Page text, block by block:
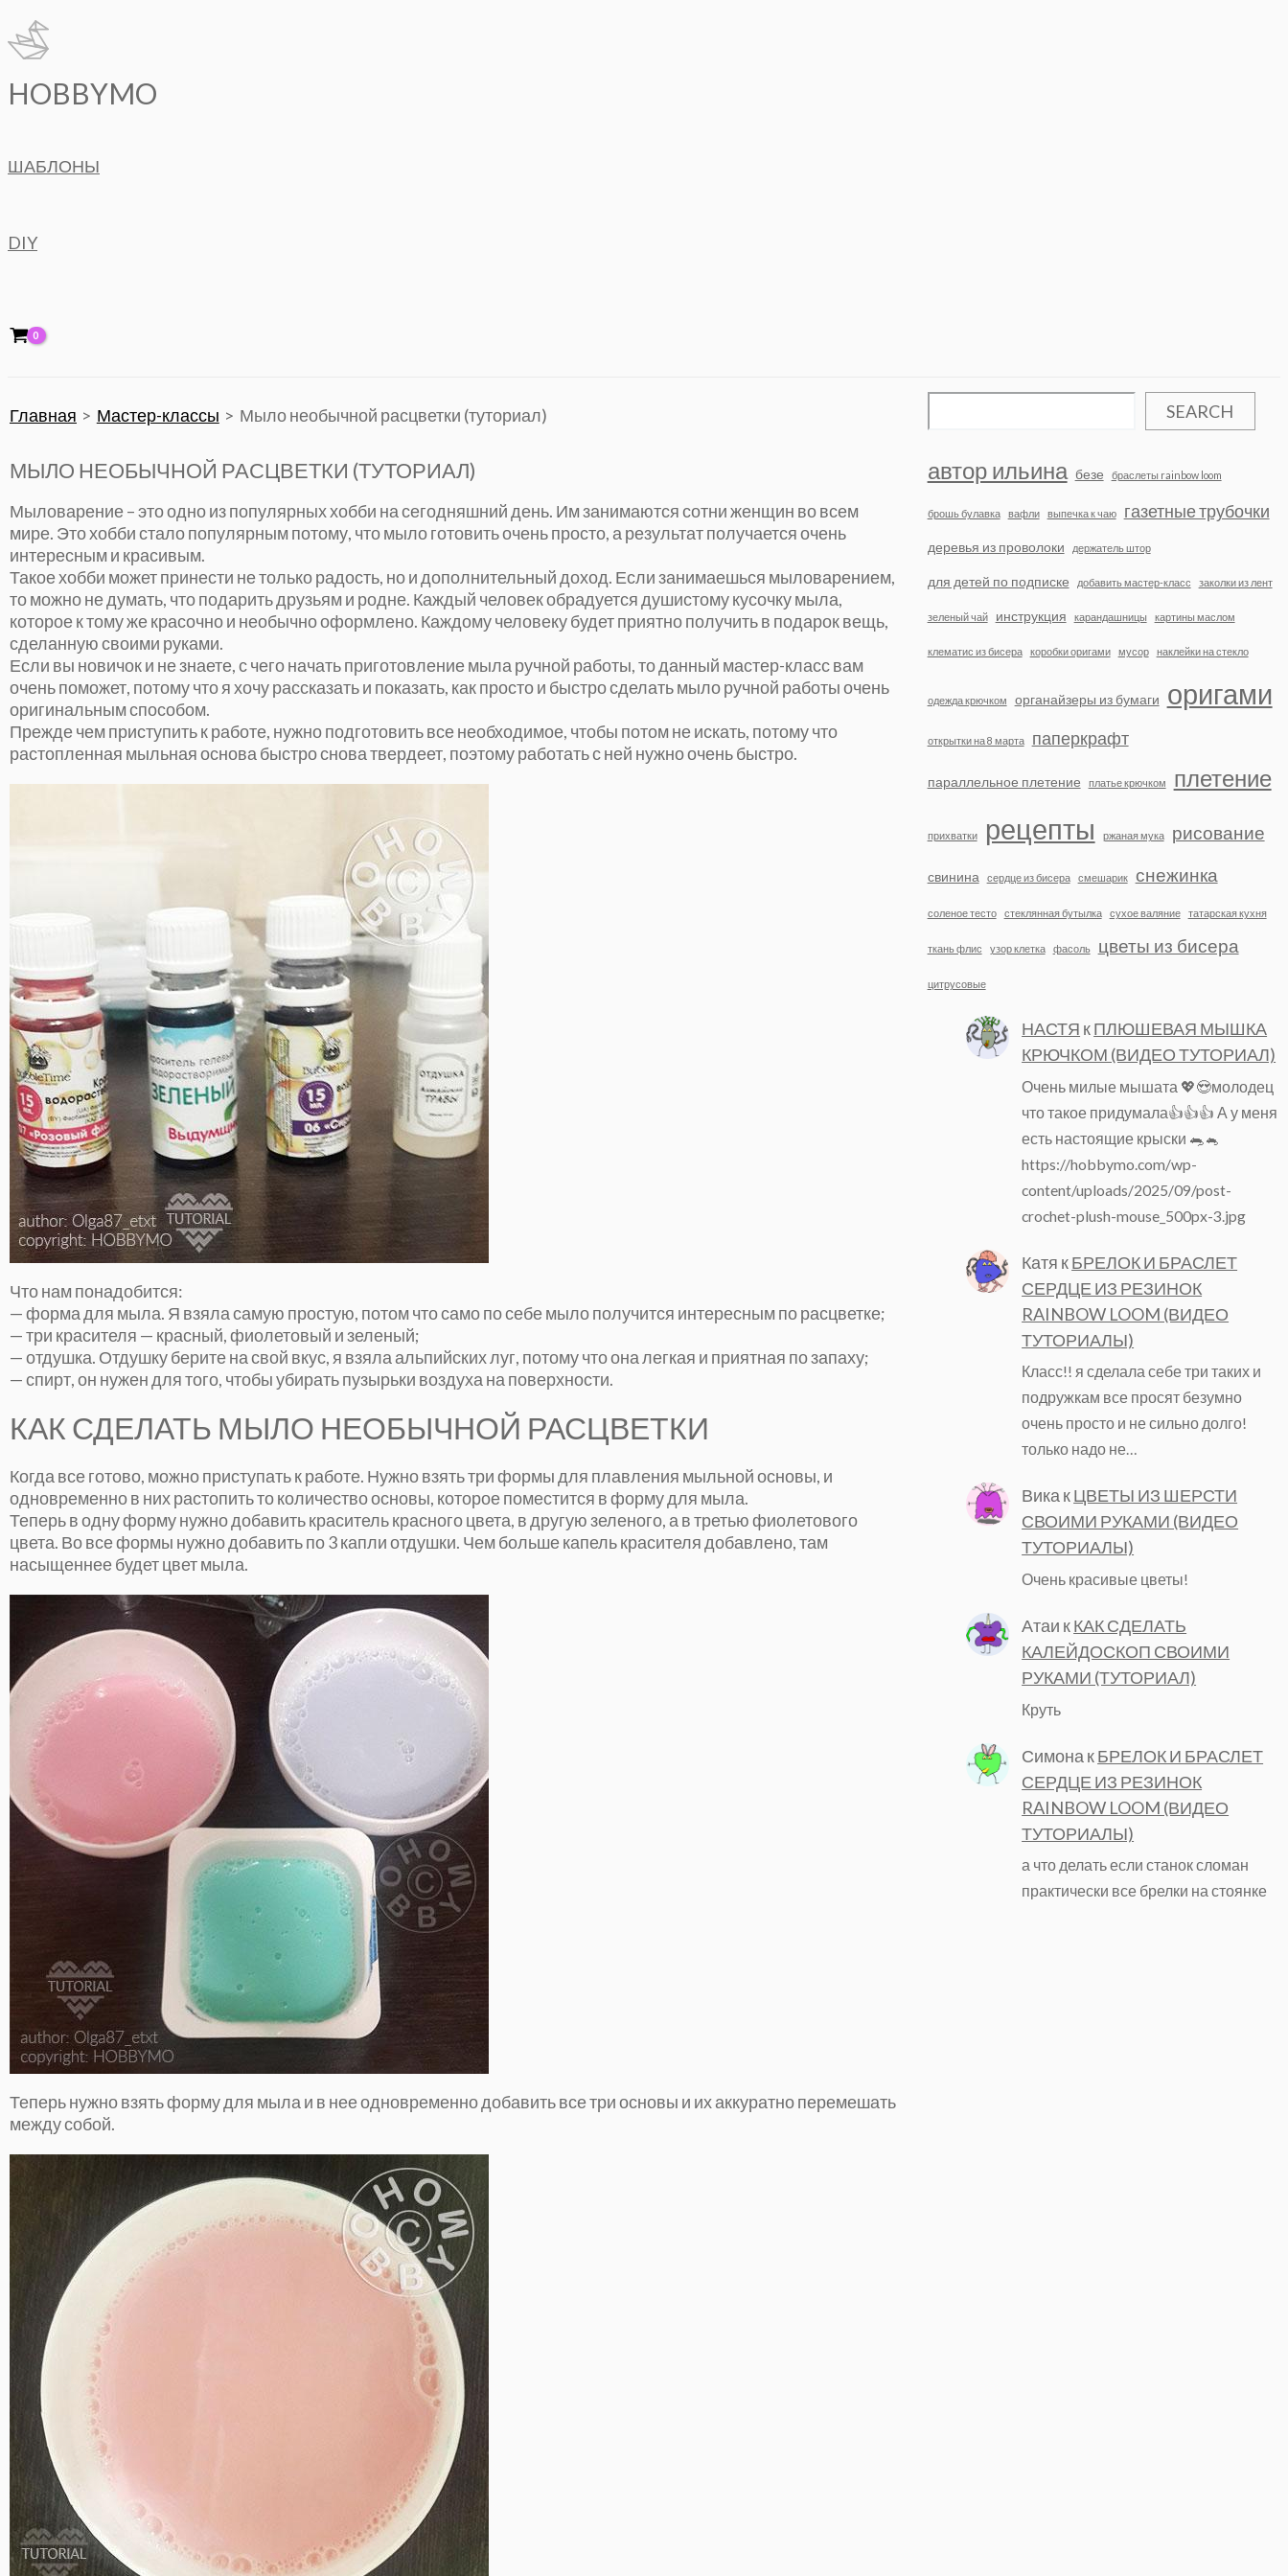
Перейти
к
содержимому
HOBBYMO
ШАБЛОНЫ
DIY
Главная Мастер-классы Мыло необычной расцветки (туториал)
МЫЛО НЕОБЫЧНОЙ РАСЦВЕТКИ (ТУТОРИАЛ)
Мыловарение – это одно из популярных хобби на сегодняшний день. Им занимаются сотни женщин во всем
мире. Это хобби стало популярным потому, что мыло готовить очень просто, а результат получается очень
интересным и красивым.
Такое хобби может принести не только радость, но и дополнительный доход. Если занимаешься мыловарением,
то можно не думать, что подарить друзьям и родне. Каждый человек обрадуется душистому кусочку мыла,
которое к тому же красочно и необычно оформлено. Каждому человеку будет приятно получить в подарок вещь,
сделанную своими руками.
Если вы новичок и не знаете, с чего начать приготовление мыла ручной работы, то данный мастер-класс вам
очень поможет, потому что я хочу рассказать и показать, как просто и быстро сделать мыло ручной работы очень
оригинальным способом.
Прежде чем приступить к работе, нужно подготовить все необходимое, чтобы потом не искать, потому что
растопленная мыльная основа быстро снова твердеет, поэтому работать с ней нужно очень быстро.
Что нам понадобится:
— форма для мыла. Я взяла самую простую, потом что само по себе мыло получится интересным по расцветке;
— три красителя — красный, фиолетовый и зеленый;
— отдушка. Отдушку берите на свой вкус, я взяла альпийских луг, потому что она легкая и приятная по запаху;
— спирт, он нужен для того, чтобы убирать пузырьки воздуха на поверхности.
КАК СДЕЛАТЬ МЫЛО НЕОБЫЧНОЙ РАСЦВЕТКИ
Когда все готово, можно приступать к работе. Нужно взять три формы для плавления мыльной основы, и
одновременно в них растопить то количество основы, которое поместится в форму для мыла.
Теперь в одну форму нужно добавить краситель красного цвета, в другую зеленого, а в третью фиолетового
цвета. Во все формы нужно добавить по 3 капли отдушки. Чем больше капель красителя добавлено, там
насыщеннее будет цвет мыла.
Теперь нужно взять форму для мыла и в нее одновременно добавить все три основы и их аккуратно перемешать
между собой.
SEARCH
автор ильина безе браслеты rainbow loom
брошь булавка вафли выпечка к чаю газетные трубочки
деревья из проволоки держатель штор
для детей по подписке добавить мастер-класс заколки из лент
зеленый чай инструкция карандашницы картины маслом
клематис из бисера коробки оригами мусор наклейки на стекло
одежда крючком органайзеры из бумаги оригами
открытки на 8 марта паперкрафт
параллельное плетение платье крючком плетение
прихватки рецепты ржаная мука рисование
свинина сердце из бисера смешарик снежинка
соленое тесто стеклянная бутылка сухое валяние татарская кухня
ткань флис узор клетка фасоль цветы из бисера
цитрусовые
НАСТЯ кПЛЮШЕВАЯ МЫШКА
КРЮЧКОМ (ВИДЕО ТУТОРИАЛ)
Очень милые мышата 💖😍молодец
что такое придумала👍👍👍 А у меня
есть настоящие крыски 🐀🐁
https://hobbymo.com/wp-
content/uploads/2025/09/post-
crochet-plush-mouse_500px-3.jpg
Катя кБРЕЛОК И БРАСЛЕТ
СЕРДЦЕ ИЗ РЕЗИНОК
RAINBOW LOOM (ВИДЕО
ТУТОРИАЛЫ)
Класс!! я сделала себе три таких и
подружкам все просят безумно
очень просто и не сильно долго!
только надо не…
ВикакЦВЕТЫ ИЗ ШЕРСТИ
СВОИМИ РУКАМИ (ВИДЕО
ТУТОРИАЛЫ)
Очень красивые цветы!
Атаи кКАК СДЕЛАТЬ
КАЛЕЙДОСКОП СВОИМИ
РУКАМИ (ТУТОРИАЛ)
Круть
Симона кБРЕЛОК И БРАСЛЕТ
СЕРДЦЕ ИЗ РЕЗИНОК
RAINBOW LOOM (ВИДЕО
ТУТОРИАЛЫ)
а что делать если станок сломан
практически все брелки на стоянке